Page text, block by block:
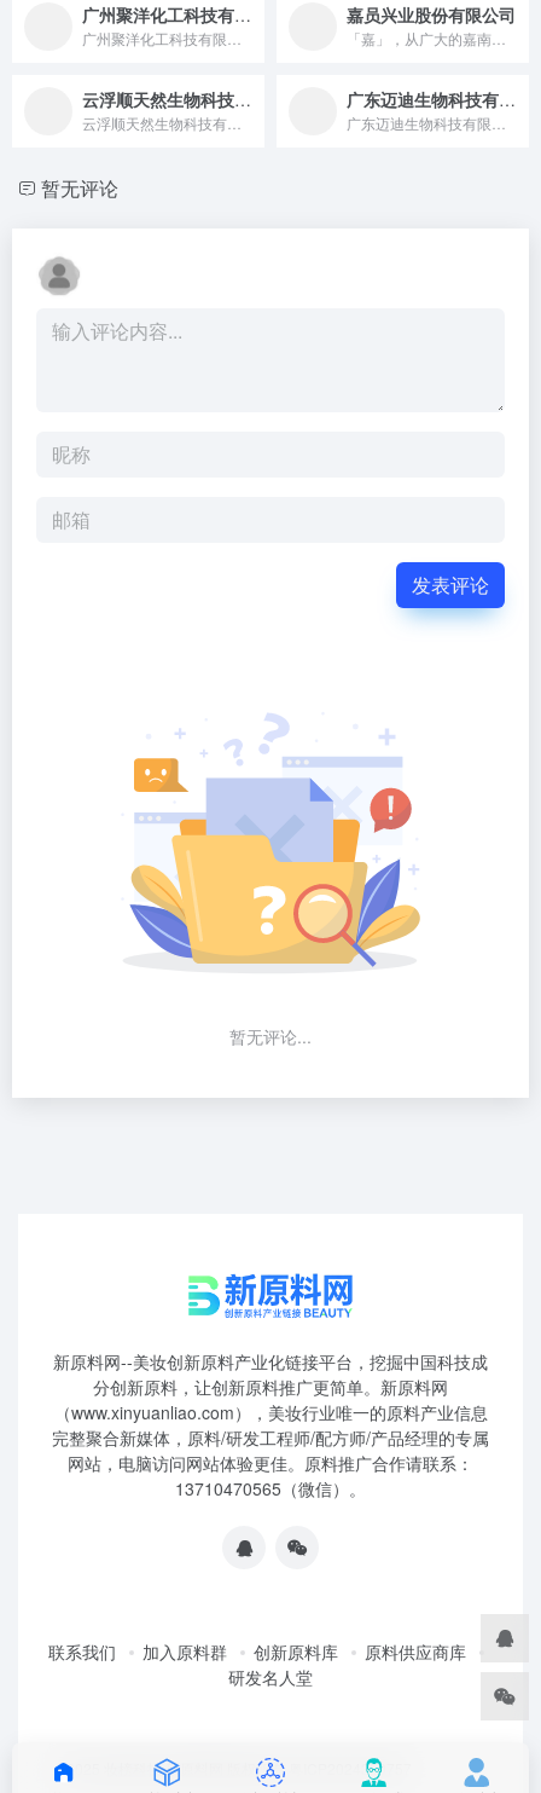
广州聚洋化工科技有限公司 嘉员兴业股份有限公司
云浮顺天然生物科技有限公司 广东迈迪生物科技有限公司
暂无评论
发表评论
暂无评论...
新原料网--美妆创新原料产业化链接平台，挖掘中国科技成
分创新原料，让创新原料推广更简单。新原料网
（www.xinyuanliao.com），美妆行业唯一的原料产业信息
完整聚合新媒体，原料/研发工程师/配方师/产品经理的专属
网站，电脑访问网站体验更佳。原料推广合作请联系：
13710470565（微信）。
联系我们 加入原料群 创新原料库
原料供应商库
研发名人堂
©2025 妆榜科技·新原料网 版权所有 粤ICP2024350757